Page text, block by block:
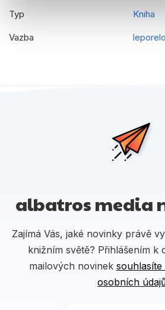
Typ Kniha
Vazba
albatros media
Zajímá Vás, jaké novinky právě
knižním světě? Přihlášením k
mailových novinek
osobních